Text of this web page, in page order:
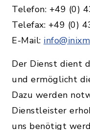
Telefon: +49 (0)
Telefax: +49 (0)
E-Mail:
Der Dienst dient
und ermöglicht
Dazu werden
Dienstleister
uns benötigt